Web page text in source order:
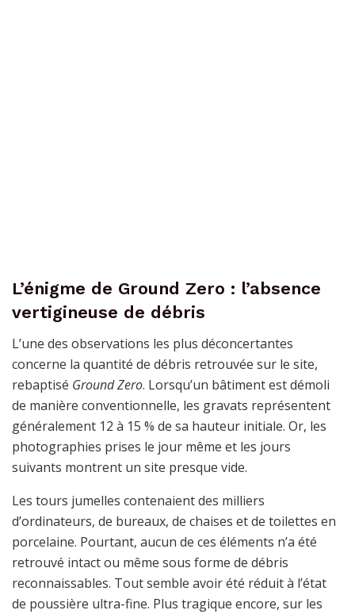
L’énigme de Ground Zero : l’absence
vertigineuse de débris
L’une des observations les plus déconcertantes
concerne la quantité de débris retrouvée sur le site,
rebaptisé Ground Zero. Lorsqu’un bâtiment est démoli
de manière conventionnelle, les gravats représentent
généralement 12 à 15 % de sa hauteur initiale. Or, les
photographies prises le jour même et les jours
suivants montrent un site presque vide.
Les tours jumelles contenaient des milliers
d’ordinateurs, de bureaux, de chaises et de toilettes en
porcelaine. Pourtant, aucun de ces éléments n’a été
retrouvé intact ou même sous forme de débris
reconnaissables. Tout semble avoir été réduit à l’état
de poussière ultra-fine. Plus tragique encore, sur les